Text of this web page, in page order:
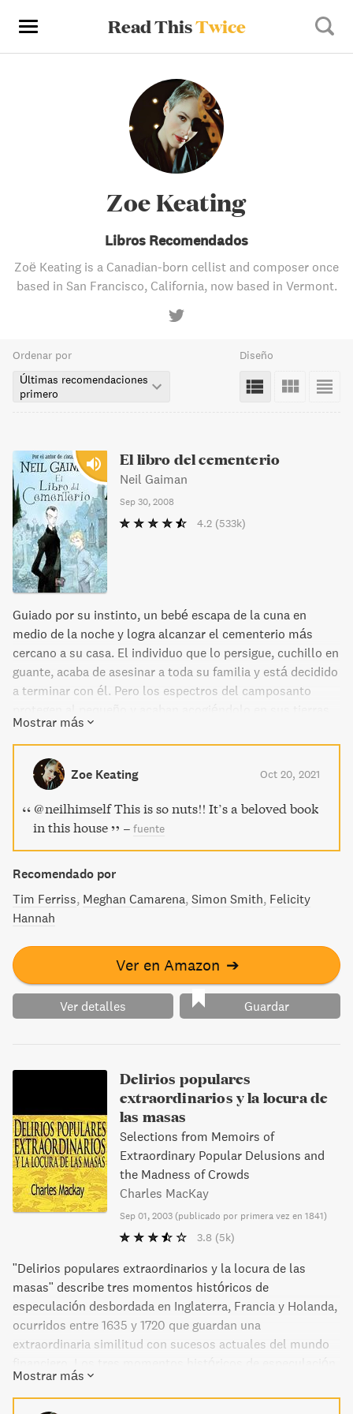
Read ThisTwice
Zoe Keating
Libros Recomendados
Zoë Keating is a Canadian-born cellist and composer once
based in San Francisco, California, now based in Vermont.
Ordenar por
Últimas recomendaciones
primero
Diseño
El libro del cementerio
Neil Gaiman
Sep 30, 2008
4.2 (533k)
Guiado por su instinto, un bebé escapa de la cuna en
medio de la noche y logra alcanzar el cementerio más
cercano a su casa. El individuo que lo persigue, cuchillo en
guante, acaba de asesinar a toda su familia y está decidido
a terminar con él. Pero los espectros del camposanto
Aunque esta vez se le ha escapado, el siniestro hombre
Jack no descansará hasta cumplir su misión...
Mostrar más
Zoe Keating Oct 20, 2021
@neilhimself This is so nuts!! It’s a beloved book
in this house
– fuente
Recomendado por
Tim Ferriss Meghan Camarena Simon Smith Felicity
Hannah
Ver en Amazon ➔
Ver detalles Guardar
Delirios populares
extraordinarios y la locura de
las masas
Selections from Memoirs of
Extraordinary Popular Delusions and
the Madness of Crowds
Charles MacKay
Sep 01, 2003 (publicado por primera vez en 1841)
3.8 (5k)
"Delirios populares extraordinarios y la locura de las
masas" describe tres momentos históricos de
especulación desbordada en Inglaterra, Francia y Holanda,
ocurridos entre 1635 y 1720 que guardan una
extraordinaria similitud con sucesos actuales del mundo
que describe el libro el proyecto del Misisipi, la burbuja de
la South Sea company y la tulipomanía o manía de los
Mostrar más